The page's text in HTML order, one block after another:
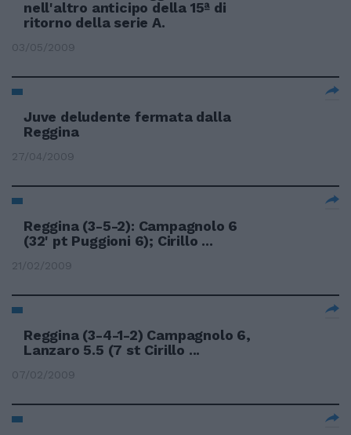
nell'altro anticipo della 15ª di
ritorno della serie A.
03/05/2009
Juve deludente fermata dalla
Reggina
27/04/2009
Reggina (3-5-2): Campagnolo 6
(32' pt Puggioni 6); Cirillo ...
21/02/2009
Reggina (3-4-1-2) Campagnolo 6,
Lanzaro 5.5 (7 st Cirillo ...
07/02/2009